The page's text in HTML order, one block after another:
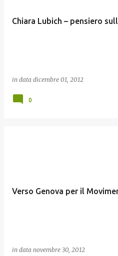
Chiara Lubich – pensiero
in data dicembre 01, 2012
0
Verso Genova per il
in data novembre 30, 2012